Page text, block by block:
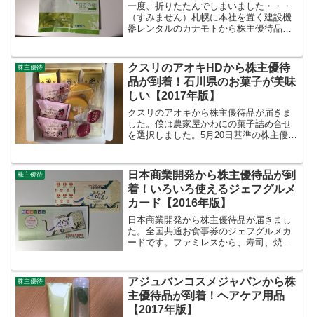
一度、折りたたんでしまいました・・・
（すみません）札幌に本社を置く建設機
器レンタルのカナモトから株主優待品が
す。10月末基準の株主優待で、1月上旬に
カタログギフトが届き...
株主優待
クスリのアオキHDから株主優待
品が到着！石川県のお菓子が美味
しい【2017年版】
クスリのアオキから株主優待品が届きま
した。僕は農家屋かわにの菓子詰め合せ
を選択しました。5月20日基準の株主優待
着でした。去年も菓子詰め合わせを貰っ
ています。▼20...
株主優待
日本商業開発から株主優待品が到
着！いろいろ使えるジェフグルメ
カード【2016年版】
日本商業開発から株主優待品が届きまし
た。全国共通お食事券のジェフグルメカ
ードです。ファミレスから、寿司、焼
いではないでしょうか。とても使い勝手
が良い金券です。日本商業開...
株主優待
アジュバンコスメジャパンから株
主優待品が到着！ヘアケア用品
【2017年版】